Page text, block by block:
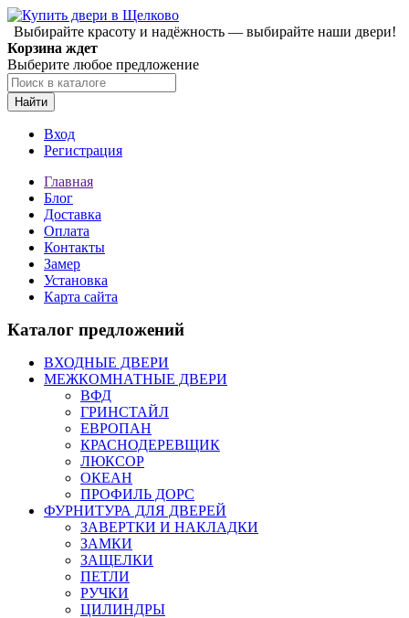
Выбирайте красоту и надёжность — выбирайте наши двери!
Корзина ждет
Выберите любое предложение
Найти
Вход
Регистрация
Главная
Блог
Доставка
Оплата
Контакты
Замер
Установка
Карта сайта
Каталог предложений
ВХОДНЫЕ ДВЕРИ
МЕЖКОМНАТНЫЕ ДВЕРИ
ВФД
ГРИНСТАЙЛ
ЕВРОПАН
КРАСНОДЕРЕВЩИК
ЛЮКСОР
ОКЕАН
ПРОФИЛЬ ДОРС
ФУРНИТУРА ДЛЯ ДВЕРЕЙ
ЗАВЕРТКИ И НАКЛАДКИ
ЗАМКИ
ЗАЩЕЛКИ
ПЕТЛИ
РУЧКИ
ЦИЛИНДРЫ